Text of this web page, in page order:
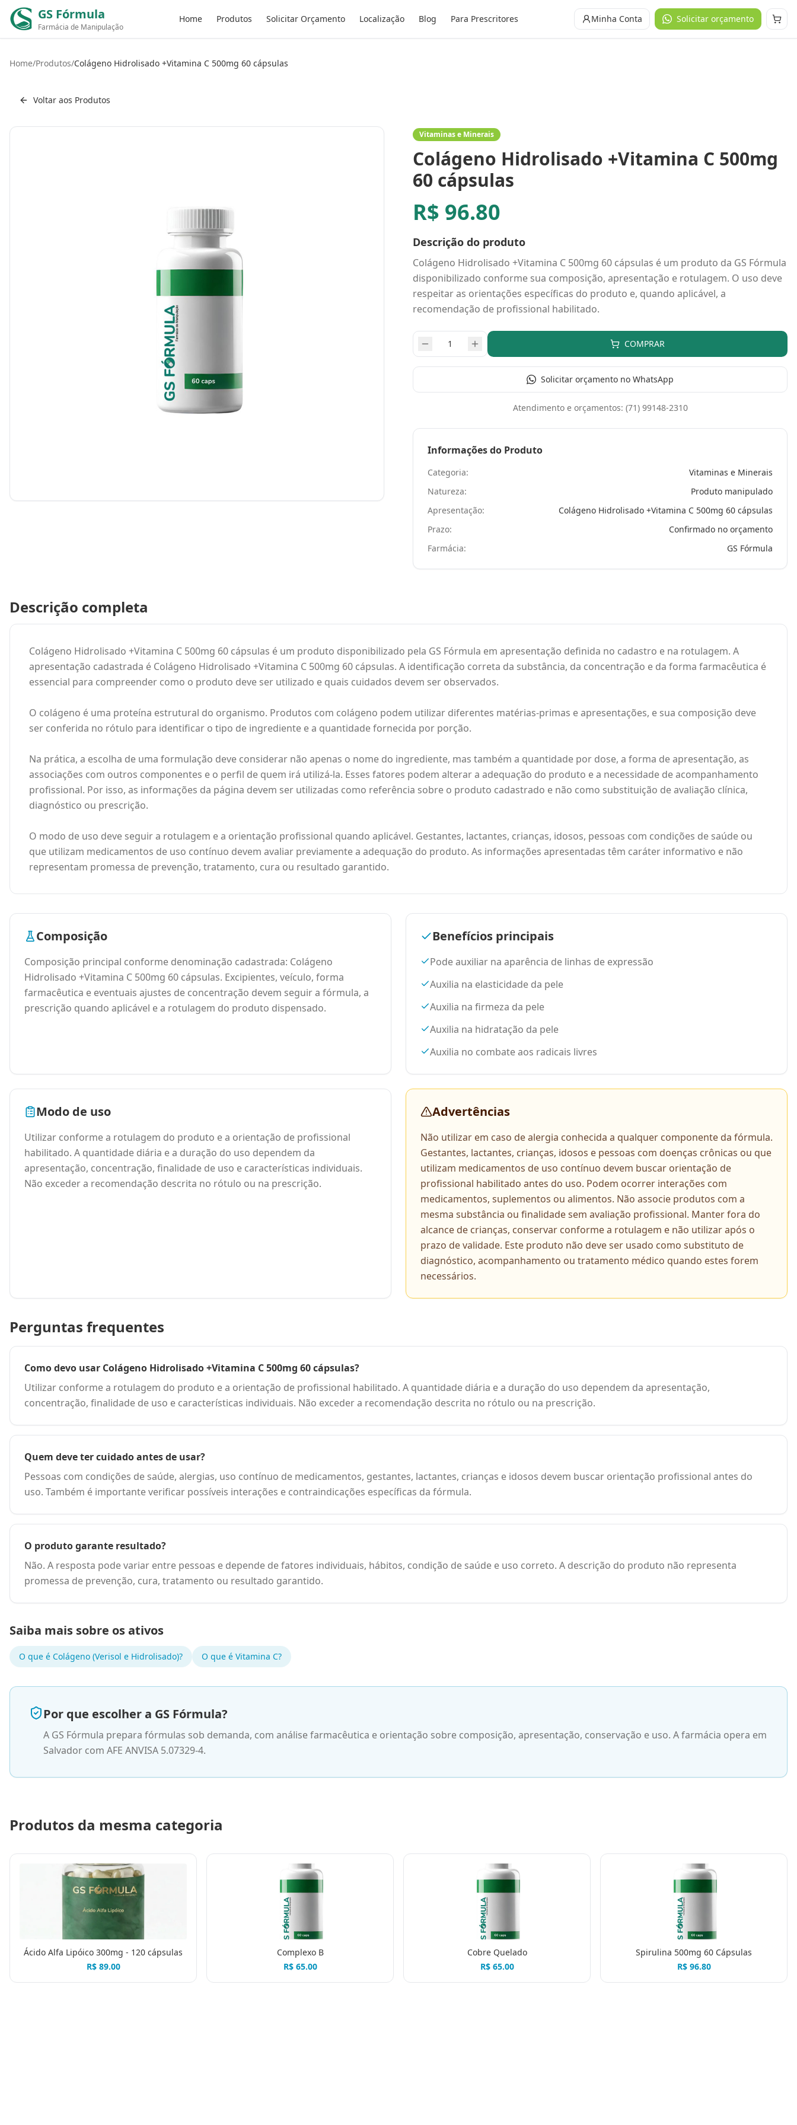
GS Fórmula
Farmácia de Manipulação
Home Produtos Solicitar Orçamento Localização Blog Para Prescritores Minha Conta Solicitar orçamento
Home/Produtos/Colágeno Hidrolisado +Vitamina C 500mg 60 cápsulas
Voltar aos Produtos
Vitaminas e Minerais
Colágeno Hidrolisado +Vitamina C 500mg
60 cápsulas
R$ 96.80
Descrição do produto
Colágeno Hidrolisado +Vitamina C 500mg 60 cápsulas é um produto da GS Fórmula
disponibilizado conforme sua composição, apresentação e rotulagem. O uso deve
respeitar as orientações específicas do produto e, quando aplicável, a
recomendação de profissional habilitado.
COMPRAR
Solicitar orçamento no WhatsApp
Atendimento e orçamentos: (71) 99148-2310
Informações do Produto
Categoria:
Vitaminas e Minerais
Natureza:
Produto manipulado
Apresentação:
Colágeno Hidrolisado +Vitamina C 500mg 60 cápsulas
Prazo:
Confirmado no orçamento
Farmácia:
GS Fórmula
Descrição completa
Colágeno Hidrolisado +Vitamina C 500mg 60 cápsulas é um produto disponibilizado pela GS Fórmula em apresentação definida no cadastro e na rotulagem. A
apresentação cadastrada é Colágeno Hidrolisado +Vitamina C 500mg 60 cápsulas. A identificação correta da substância, da concentração e da forma farmacêutica é
essencial para compreender como o produto deve ser utilizado e quais cuidados devem ser observados.
O colágeno é uma proteína estrutural do organismo. Produtos com colágeno podem utilizar diferentes matérias-primas e apresentações, e sua composição deve
ser conferida no rótulo para identificar o tipo de ingrediente e a quantidade fornecida por porção.
Na prática, a escolha de uma formulação deve considerar não apenas o nome do ingrediente, mas também a quantidade por dose, a forma de apresentação, as
associações com outros componentes e o perfil de quem irá utilizá-la. Esses fatores podem alterar a adequação do produto e a necessidade de acompanhamento
profissional. Por isso, as informações da página devem ser utilizadas como referência sobre o produto cadastrado e não como substituição de avaliação clínica,
diagnóstico ou prescrição.
O modo de uso deve seguir a rotulagem e a orientação profissional quando aplicável. Gestantes, lactantes, crianças, idosos, pessoas com condições de saúde ou
que utilizam medicamentos de uso contínuo devem avaliar previamente a adequação do produto. As informações apresentadas têm caráter informativo e não
representam promessa de prevenção, tratamento, cura ou resultado garantido.
Composição
Composição principal conforme denominação cadastrada: Colágeno
Hidrolisado +Vitamina C 500mg 60 cápsulas. Excipientes, veículo, forma
farmacêutica e eventuais ajustes de concentração devem seguir a fórmula, a
prescrição quando aplicável e a rotulagem do produto dispensado.
Benefícios principais
Pode auxiliar na aparência de linhas de expressão
Auxilia na elasticidade da pele
Auxilia na firmeza da pele
Auxilia na hidratação da pele
Auxilia no combate aos radicais livres
Modo de uso
Utilizar conforme a rotulagem do produto e a orientação de profissional
habilitado. A quantidade diária e a duração do uso dependem da
apresentação, concentração, finalidade de uso e características individuais.
Não exceder a recomendação descrita no rótulo ou na prescrição.
Advertências
Não utilizar em caso de alergia conhecida a qualquer componente da fórmula.
Gestantes, lactantes, crianças, idosos e pessoas com doenças crônicas ou que
utilizam medicamentos de uso contínuo devem buscar orientação de
profissional habilitado antes do uso. Podem ocorrer interações com
medicamentos, suplementos ou alimentos. Não associe produtos com a
mesma substância ou finalidade sem avaliação profissional. Manter fora do
alcance de crianças, conservar conforme a rotulagem e não utilizar após o
prazo de validade. Este produto não deve ser usado como substituto de
diagnóstico, acompanhamento ou tratamento médico quando estes forem
necessários.
Perguntas frequentes
Como devo usar Colágeno Hidrolisado +Vitamina C 500mg 60 cápsulas?
Utilizar conforme a rotulagem do produto e a orientação de profissional habilitado. A quantidade diária e a duração do uso dependem da apresentação,
concentração, finalidade de uso e características individuais. Não exceder a recomendação descrita no rótulo ou na prescrição.
Quem deve ter cuidado antes de usar?
Pessoas com condições de saúde, alergias, uso contínuo de medicamentos, gestantes, lactantes, crianças e idosos devem buscar orientação profissional antes do
uso. Também é importante verificar possíveis interações e contraindicações específicas da fórmula.
O produto garante resultado?
Não. A resposta pode variar entre pessoas e depende de fatores individuais, hábitos, condição de saúde e uso correto. A descrição do produto não representa
promessa de prevenção, cura, tratamento ou resultado garantido.
Saiba mais sobre os ativos
O que é Colágeno (Verisol e Hidrolisado)? O que é Vitamina C?
Por que escolher a GS Fórmula?
A GS Fórmula prepara fórmulas sob demanda, com análise farmacêutica e orientação sobre composição, apresentação, conservação e uso. A farmácia opera em
Salvador com AFE ANVISA 5.07329-4.
Produtos da mesma categoria
Ácido Alfa Lipóico 300mg - 120 cápsulas
R$ 89.00
Complexo B
R$ 65.00
Cobre Quelado
R$ 65.00
Spirulina 500mg 60 Cápsulas
R$ 96.80